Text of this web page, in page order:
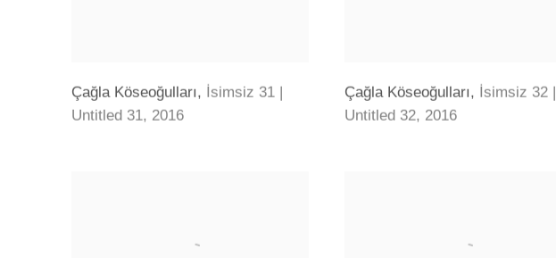
Çağla Köseoğulları, İsimsiz 31 |
Untitled 31, 2016
Çağla Köseoğulları, İsimsiz 32 |
Untitled 32, 2016